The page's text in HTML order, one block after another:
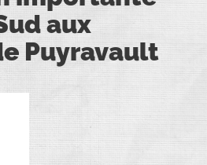
aux
Puyravault